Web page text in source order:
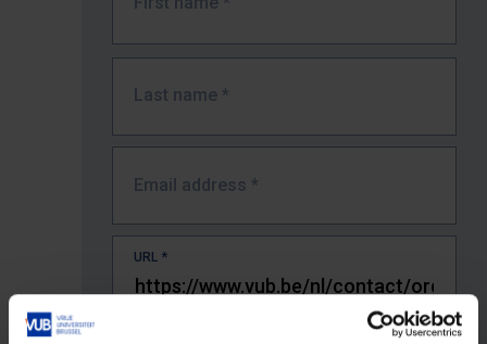
Last name *
Email address *
URL *
The full URL of the page where you encountered the error.